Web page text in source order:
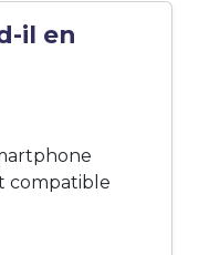
il en
compatible